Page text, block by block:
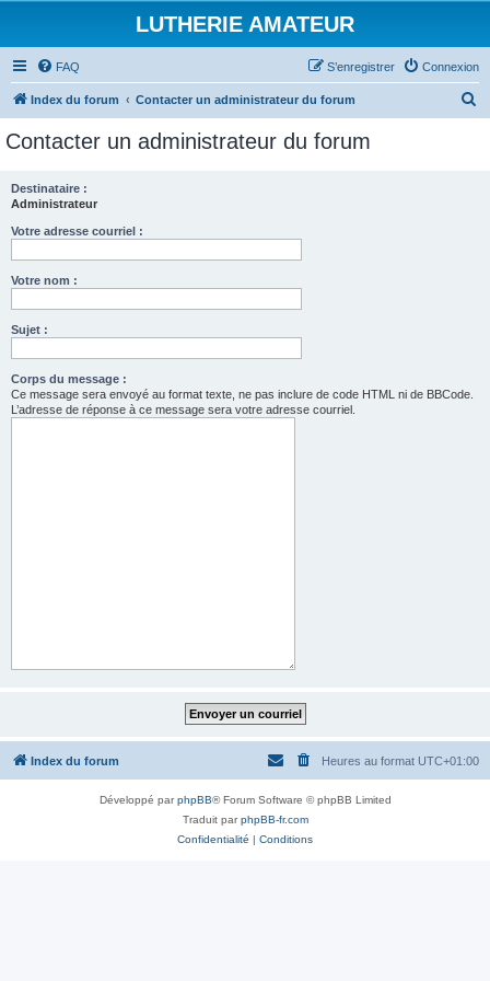
LUTHERIE AMATEUR
FAQ Connexion
S’enregistrer
Index du forum Contacter un administrateur du forum
Contacter un administrateur du forum
Destinataire :
Administrateur
Votre adresse courriel :
Votre nom :
Sujet :
Corps du message :
Ce message sera envoyé au format texte, ne pas inclure de code HTML ni de BBCode.
L’adresse de réponse à ce message sera votre adresse courriel.
Index du forum Heures au format UTC+01:00
Développé parphpBB® Forum Software © phpBB Limited
Traduit parphpBB-fr.com
Confidentialité | Conditions